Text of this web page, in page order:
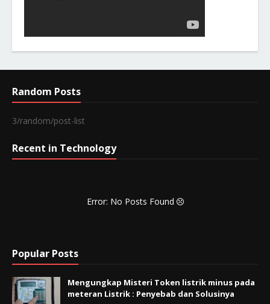
Random Posts
3/random/post-list
Recent in Technology
Error: No Posts Found
Popular Posts
Mengungkap Misteri Token listrik minus pada
meteran Listrik : Penyebab dan Solusinya